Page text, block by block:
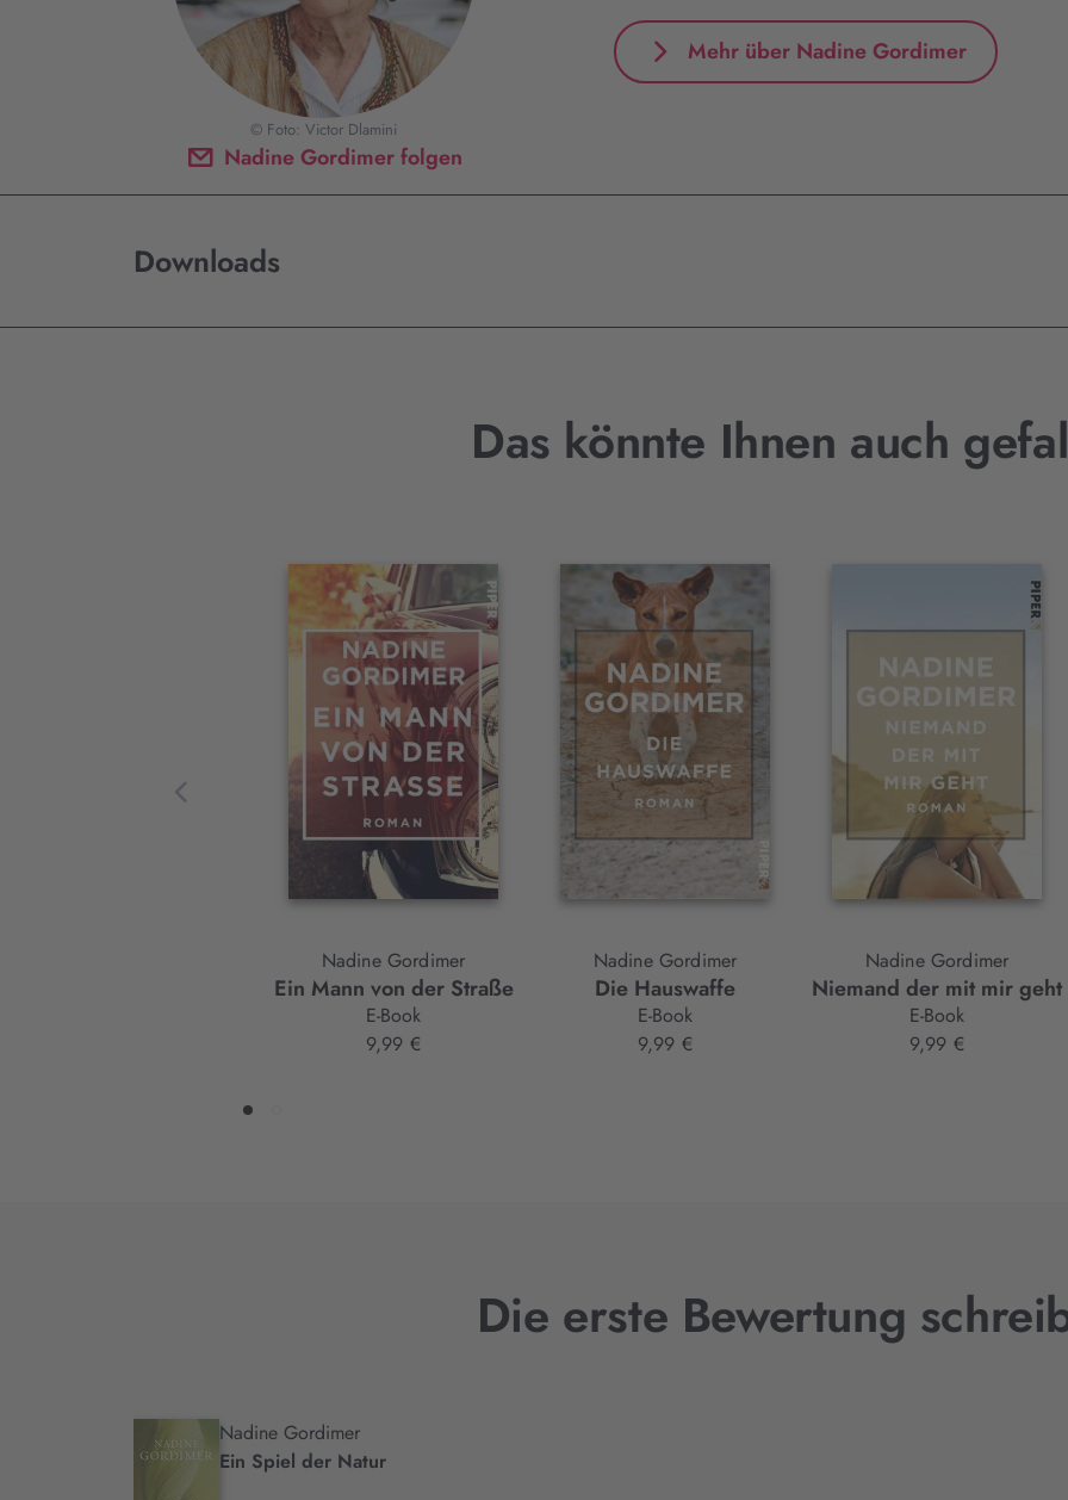
Nadine Gordimer folgen
© Foto: Victor Dlamini
Mehr über Nadine Gordimer
Downloads
Das könnte Ihnen auch
Interaktives
Slider-
Element
Nadine Gordimer
Ein Mann von der Straße
E-Book
9,99 €
Nadine Gordimer
Die Hauswaffe
E-Book
9,99 €
Nadine Gordimer
Niemand der mit mir geht
E-Book
9,99 €
Die erste Bewertung
Nadine Gordimer
Ein Spiel der Natur.